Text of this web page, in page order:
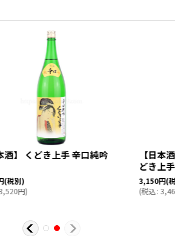
酒】 くどき上手 辛口純吟
(税別)
円)
【日本
どき上
3,150円(
(税込: